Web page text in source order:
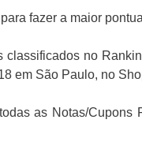
fazer a maior
classificados no
em São Paulo, no
as Notas/Cupons